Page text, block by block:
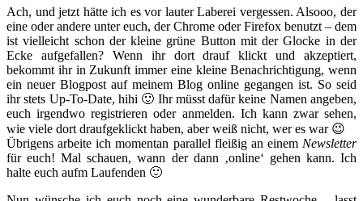
Ach, und jetzt hätte ich es vor lauter Laberei vergessen. Alsooo, der
eine oder andere unter euch, der Chrome oder Firefox benutzt – dem
ist vielleicht schon der kleine grüne Button mit der Glocke in der
Ecke aufgefallen? Wenn ihr dort drauf klickt und akzeptiert,
bekommt ihr in Zukunft immer eine kleine Benachrichtigung, wenn
ein neuer Blogpost auf meinem Blog online gegangen ist. So seid
ihr stets Up-To-Date, hihi 🙂 Ihr müsst dafür keine Namen angeben,
euch irgendwo registrieren oder anmelden. Ich kann zwar sehen,
wie viele dort draufgeklickt haben, aber weiß nicht, wer es war 😉
Übrigens arbeite ich momentan parallel fleißig an einem Newsletter
für euch! Mal schauen, wann der dann ‚online‘ gehen kann. Ich
halte euch aufm Laufenden 🙂